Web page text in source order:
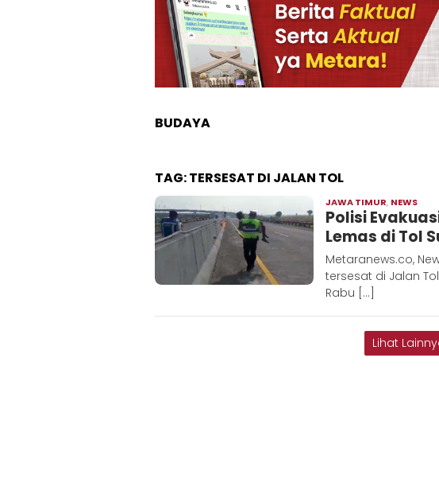
BUDAYA
TAG:TERSESAT DI JALAN TOL
JAWA TIMUR, NEWS
Polisi
Lemas di Tol
Metaranews.co,
tersesat di Jalan
Rabu […]
Lihat